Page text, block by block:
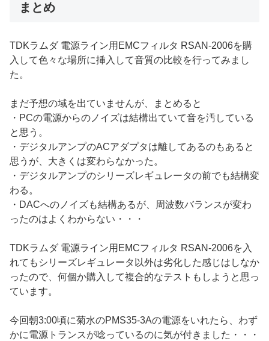
まとめ
TDKラムダ 電源ライン用EMCフィルタ RSAN-2006を購
入して色々な場所に挿入して音質の比較を行ってみまし
た。
まだ予想の域を出ていませんが、まとめると
・PCの電源からのノイズは結構出ていて音を汚している
と思う。
・デジタルアンプのACアダプタは離してあるのもあると
思うが、大きくは変わらなかった。
・デジタルアンプのシリーズレギュレータの前でも結構変
わる。
・DACへのノイズも結構あるが、周波数バランスが変わ
ったのはよくわからない・・・
TDKラムダ 電源ライン用EMCフィルタ RSAN-2006を入
れてもシリーズレギュレータ以外は劣化した感じはしなか
ったので、何個か購入して複合的なテストもしようと思っ
ています。
今回朝3:00頃に菊水のPMS35-3Aの電源をいれたら、わず
かに電源トランスが唸っているのに気が付きました・・・